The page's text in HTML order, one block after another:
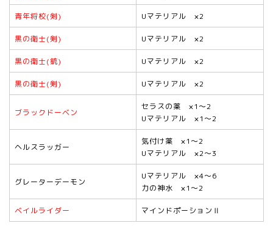
青年将校(剣) Uマテリアル ×2
黒の衛士(剣) Uマテリアル ×2
黒の衛士(銃) Uマテリアル ×2
黒の衛士(剣) Uマテリアル ×2
ブラックドーベン
セラスの薬 ×1～2
Uマテリアル ×1～2
ヘルスラッガー
気付け薬 ×1～2
Uマテリアル ×2～3
グレーターデーモン
Uマテリアル ×4～6
力の神水 ×1～2
ベイルライダー マインドポーションⅡ